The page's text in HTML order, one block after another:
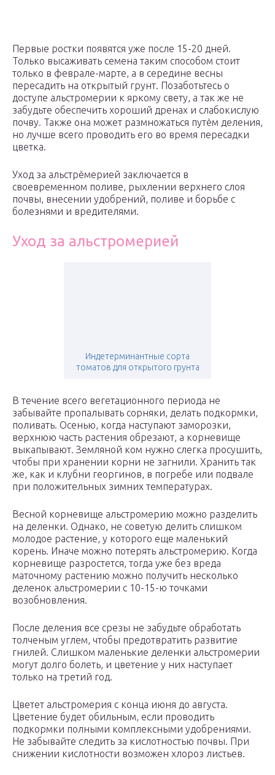
Первые ростки появятся уже после 15-20 дней.
Только высаживать семена таким способом стоит
только в феврале-марте, а в середине весны
пересадить на открытый грунт. Позаботьтесь о
доступе альстромерии к яркому свету, а так же не
забудьте обеспечить хороший дренах и слабокислую
почву. Также она может размножаться путём деления,
но лучше всего проводить его во время пересадки
цветка.
Уход за альстрёмерией заключается в
своевременном поливе, рыхлении верхнего слоя
почвы, внесении удобрений, поливе и борьбе с
болезнями и вредителями.
Уход за альстромерией
Индетерминантные сорта
томатов для открытого грунта
В течение всего вегетационного периода не
забывайте пропалывать сорняки, делать подкормки,
поливать. Осенью, когда наступают заморозки,
верхнюю часть растения обрезают, а корневище
выкапывают. Земляной ком нужно слегка просушить,
чтобы при хранении корни не загнили. Хранить так
же, как и клубни георгинов, в погребе или подвале
при положительных зимних температурах.
Весной корневище альстромерию можно разделить
на деленки. Однако, не советую делить слишком
молодое растение, у которого еще маленький
корень. Иначе можно потерять альстромерию. Когда
корневище разростется, тогда уже без вреда
маточному растению можно получить несколько
деленок альстромерии с 10-15-ю точками
возобновления.
После деления все срезы не забудьте обработать
толченым углем, чтобы предотвратить развитие
гнилей. Слишком маленькие деленки альстромерии
могут долго болеть, и цветение у них наступает
только на третий год.
Цветет альстромерия с конца июня до августа.
Цветение будет обильным, если проводить
подкормки полными комплексными удобрениями.
Не забывайте следить за кислотностью почвы. При
снижении кислотности возможен хлороз листьев.